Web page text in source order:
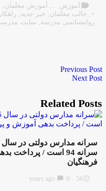
label آموزش ... , آموزش معلمان ,
, جالب معلمان , خبر جدید, راهکار !
روانشناسی مدرسه, سایت مدرسه
Previous Post
Next Post
Related Posts
سرانه 94 است /
فرهنگیان
access_time
56 years ago
chat_bubble